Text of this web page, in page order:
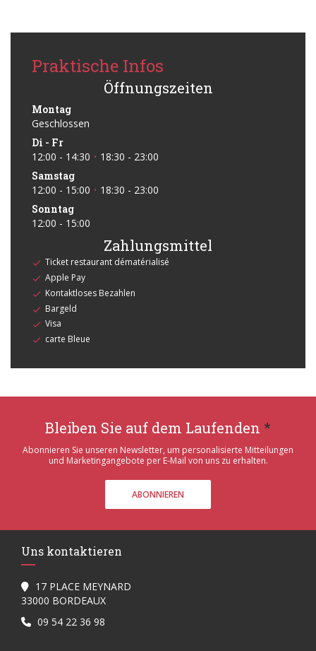
Praktische Infos
Öffnungszeiten
Montag
Geschlossen
Di - Fr
12:00 - 14:30 • 18:30 - 23:00
Samstag
12:00 - 15:00 • 18:30 - 23:00
Sonntag
12:00 - 15:00
Zahlungsmittel
Ticket restaurant dématérialisé
Apple Pay
Kontaktloses Bezahlen
Bargeld
Visa
carte Bleue
Bleiben Sie auf dem Laufenden *
Abonnieren Sie unseren Newsletter, um personalisierte Mitteilungen
und Marketingangebote per E-Mail von uns zu erhalten.
ABONNIEREN
Uns kontaktieren
17 PLACE MEYNARD
33000 BORDEAUX((öffnet ein neues Fenster))
09 54 22 36 98